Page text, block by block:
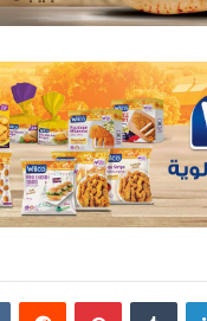
لينكدإن بينتيريست